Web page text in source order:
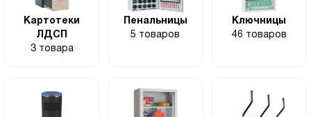
Картотеки
ЛДСП
3 товара
Пенальницы
5 товаров
Ключницы
46 товаров